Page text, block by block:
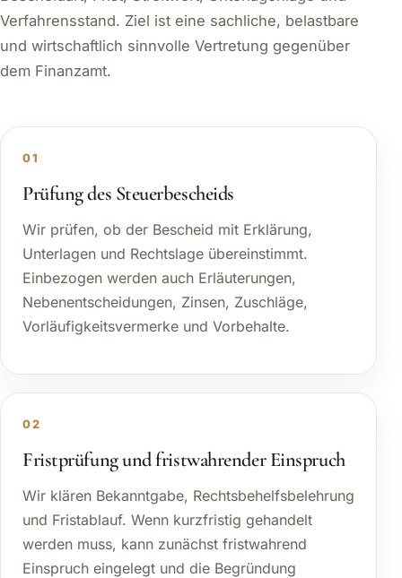
Verfahrensstand. Ziel ist eine sachliche, belastbare
und wirtschaftlich sinnvolle Vertretung gegenüber
dem Finanzamt.
01
Prüfung des Steuerbescheids
Wir prüfen, ob der Bescheid mit Erklärung,
Unterlagen und Rechtslage übereinstimmt.
Einbezogen werden auch Erläuterungen,
Nebenentscheidungen, Zinsen, Zuschläge,
Vorläufigkeitsvermerke und Vorbehalte.
02
Fristprüfung und fristwahrender Einspruch
Wir klären Bekanntgabe, Rechtsbehelfsbelehrung
und Fristablauf. Wenn kurzfristig gehandelt
werden muss, kann zunächst fristwahrend
Einspruch eingelegt und die Begründung